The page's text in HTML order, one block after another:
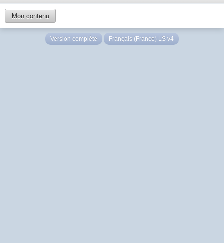
Mon contenu
Version complète Français (France) LS v4